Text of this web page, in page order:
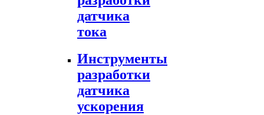
датчика
тока
Инструменты
разработки
датчика
ускорения